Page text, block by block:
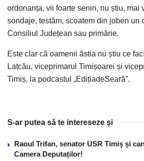
ordonanța, vii foarte senin, nu știu, mai
sondaje, testăm, scoatem din joben un
Consiliul Județean sau primărie.
Este clar că oamenii ăstia nu știu ce
Lațcău, viceprimarul Timișoarei și
Timiș, la podcastul „EdițiadeSeară”.
S-ar putea să te intereseze și
Raoul Trifan, senator USR Timiș și
Camera Deputaților!